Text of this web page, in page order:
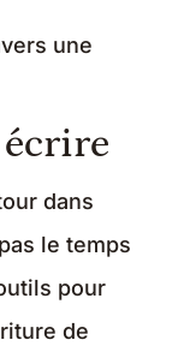
une
dans
le temps
pour
de